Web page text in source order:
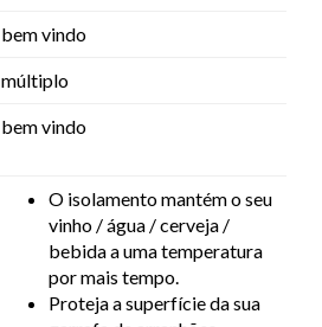
bem vindo
múltiplo
bem vindo
O isolamento mantém o seu
vinho / água / cerveja /
bebida a uma temperatura
por mais tempo.
Proteja a superfície da sua